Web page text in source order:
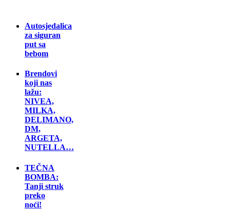
Autosjedalica
za siguran
put sa
bebom
Brendovi
koji nas
lažu:
NIVEA,
MILKA,
DELIMANO,
DM,
ARGETA,
NUTELLA…
TEČNA
BOMBA:
Tanji struk
preko
noći!